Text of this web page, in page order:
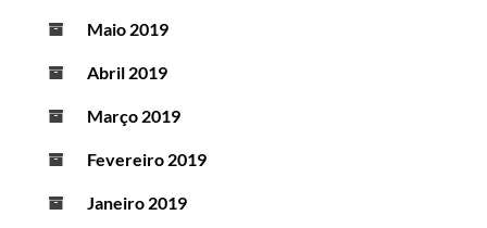
Maio 2019
Abril 2019
Março 2019
Fevereiro 2019
Janeiro 2019